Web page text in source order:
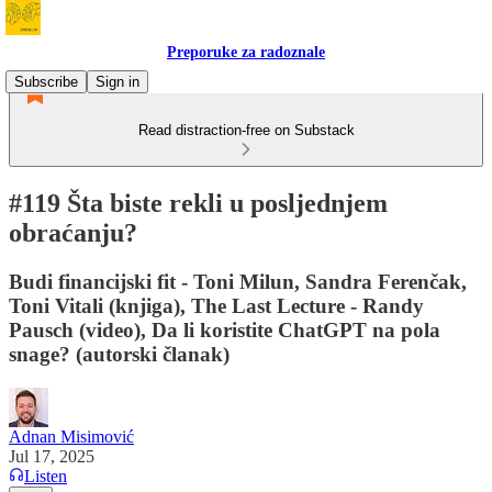
Preporuke za radoznale
Subscribe
Sign in
Read distraction-free on Substack
#119 Šta biste rekli u posljednjem
obraćanju?
Budi financijski fit - Toni Milun, Sandra Ferenčak,
Toni Vitali (knjiga), The Last Lecture - Randy
Pausch (video), Da li koristite ChatGPT na pola
snage? (autorski članak)
Adnan Misimović
Jul 17, 2025
Listen